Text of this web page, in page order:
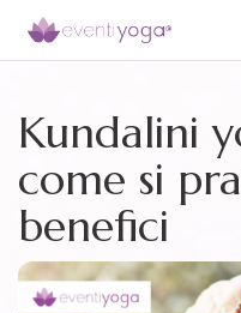
Kundalini
come si
benefici